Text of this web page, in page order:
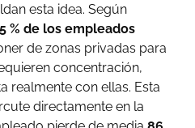
esta idea. Según
% de los empleados
de zonas privadas para
concentración,
realmente con ellas. Esta
directamente en la